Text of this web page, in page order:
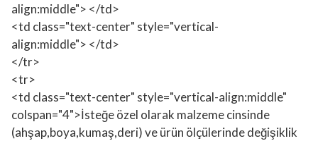
align:middle"> </td>
<td class="text-center" style="vertical-
align:middle"> </td>
</tr>
<tr>
<td class="text-center" style="vertical-align:middle"
colspan="4">İsteğe özel olarak malzeme cinsinde
(ahşap,boya,kumaş,deri) ve ürün ölçülerinde değişiklik